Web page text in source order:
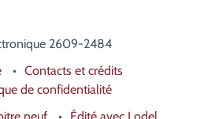
2609-2484
Contacts et crédits
de confidentialité